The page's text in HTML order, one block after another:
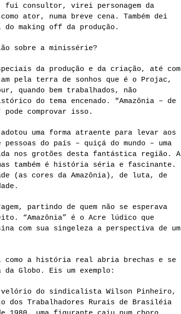
fui consultor, virei personagem da
ator, numa breve cena. Também dei
making off da produção.
sobre a minissérie?
da produção e da criação, até com
pela terra de sonhos que é o Projac,
quando bem trabalhados, não
do tema encenado. "Amazônia – de
pode comprovar isso.
adotou uma forma atraente para levar aos
do país – quiçá do mundo – uma
nos grotões desta fantástica região. A
também é história séria e fascinante.
(as cores da Amazônia), de luta, de
partindo de quem não se esperava
“Amazônia” é o Acre lúdico que
com sua singeleza a perspectiva de um
como a história real abria brechas e se
da Globo. Eis um exemplo:
velório do sindicalista Wilson Pinheiro,
dos Trabalhadores Rurais de Brasiléia